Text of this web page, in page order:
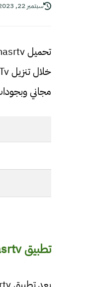
سبتمبر 22, 2023
مجاني
تطبيق apkmasrtv مهكر الاصدار الجديد: